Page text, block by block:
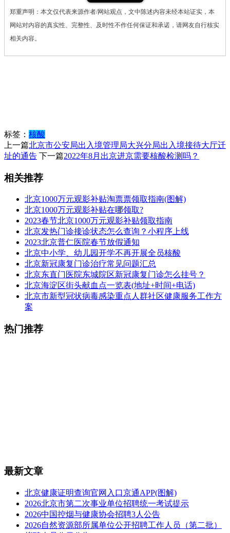
郑重声明：本文仅代表来源作者/网站观点，文中陈述内容未经本站证实，本
网站对内容的真实性、完整性、及时性不作任何保证和承诺，请网友自行核实
相关内容。
标签： 核酸
上一篇北京市公安局出入境管理局大兴分局出入境接待大厅迁
址的通告 下一篇2022年8月出京进京需要核酸检测吗？
相关推荐
北京1000万元观影补贴淘票票领取指南(图解)
北京1000万元观影补贴在哪领取?
2023春节北京1000万元观影补贴领取指南
北京发热门诊接诊状态怎么查询？小程序上线
2023北京普仁医院春节放假通知
北京中小学、幼儿园开学不再开展全员核酸
北京新冠康复门诊治疗常见问题汇总
北京东直门医院东城院区新冠康复门诊怎么挂号？
北京海淀区街头献血点一览表(地址+时间+电话)
​北京市新型冠状病毒感染重点人群社区健康服务工作方
案
热门推荐
最新文章
北京健康证明查询官网入口京通APP(图解)
2026北京市第二次事业单位招聘统一考试提示
2026中国控烟与健康协会招聘3人公告
2026自然资源部所属单位公开招聘工作人员（第二批）